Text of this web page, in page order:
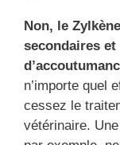
Non, le
secondaires et
n’importe quel
cessez le
vétérinaire.